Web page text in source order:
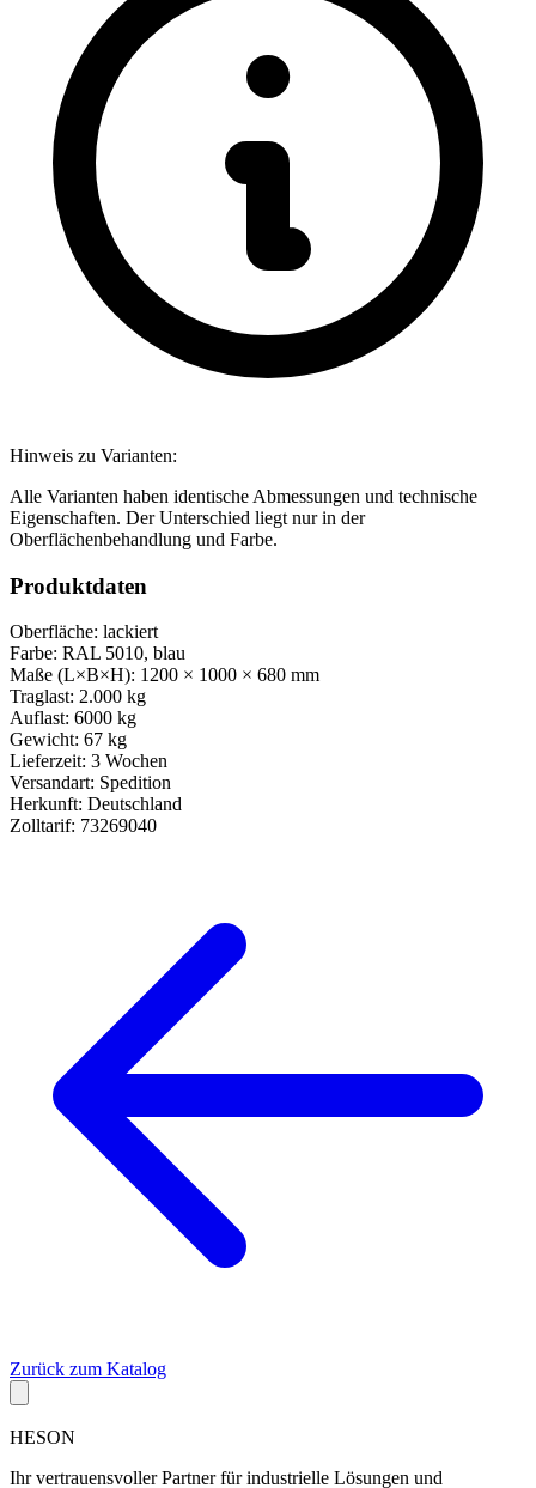
Hinweis zu Varianten:
Alle Varianten haben identische Abmessungen und technische
Eigenschaften. Der Unterschied liegt nur in der
Oberflächenbehandlung und Farbe.
Produktdaten
Oberfläche: lackiert
Farbe: RAL 5010, blau
Maße (L×B×H): 1200 × 1000 × 680 mm
Traglast: 2.000 kg
Auflast: 6000 kg
Gewicht: 67 kg
Lieferzeit: 3 Wochen
Versandart: Spedition
Herkunft: Deutschland
Zolltarif: 73269040
Zurück zum Katalog
HESON
Ihr vertrauensvoller Partner für industrielle Lösungen und